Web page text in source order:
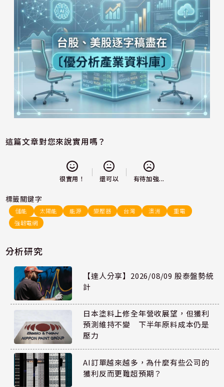
這篇文章對您來說實用嗎？
很實用！ 還可以 有待加強...
標籤關鍵字
儲能 太陽能 能源 變壓器 台灣 澳洲
重電
強韌電網
分析研究
【達人分享】2026/08/09 股泰盤勢統
計
日本塗料上修全年營收展望，但獲利
預測維持不變 下半年原料成本仍是
壓力
AI訂單越來越多，為什麼有些公司的
獲利反而更難超預期？